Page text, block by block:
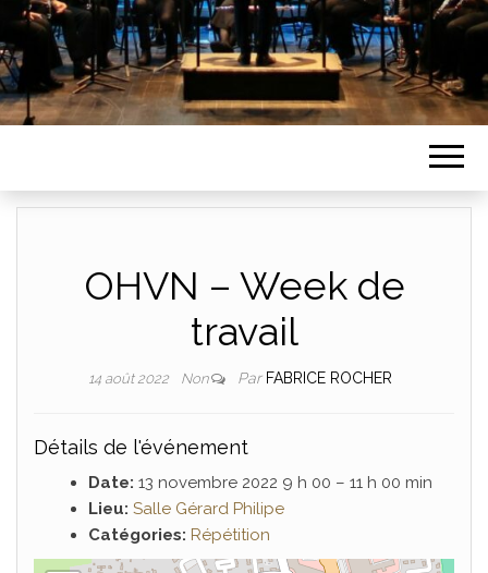
OHVN – Week de
travail
14 août 2022 Non Par FABRICE ROCHER
Détails de l'événement
Date: 13 novembre 2022 9 h 00 – 11 h 00 min
Lieu: Salle Gérard Philipe
Catégories: Répétition